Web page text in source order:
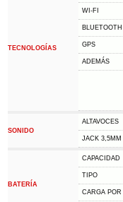
TECNOLOGÍAS
WI-FI
BLUETOOTH
GPS
ADEMÁS
SONIDO
ALTAVOCES
JACK 3,5MM
BATERÍA
CAPACIDAD
TIPO
CARGA POR